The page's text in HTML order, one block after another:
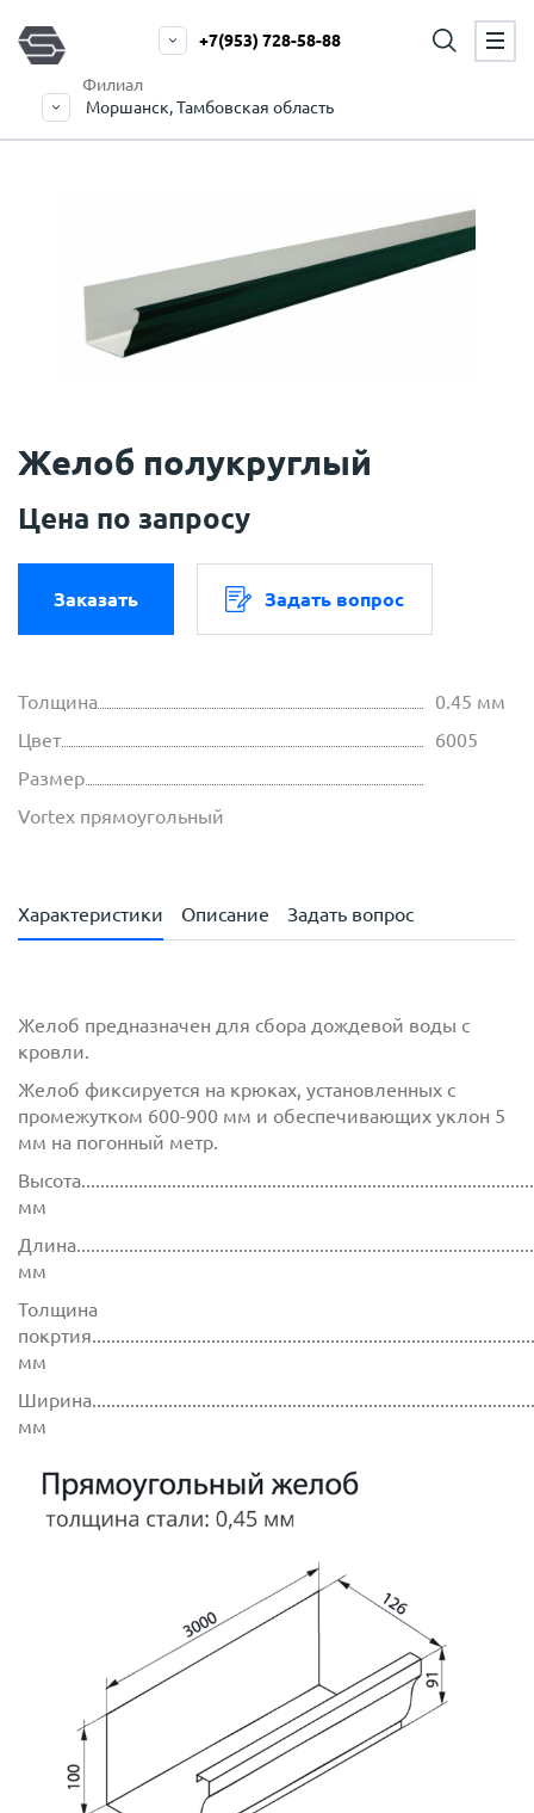
Филиал
Моршанск, Тамбовская область
+7(953) 728-58-88
Желоб полукруглый
Цена по запросу
Заказать Задать вопрос
Толщина
0.45 мм
Цвет
6005
Размер
Vortex прямоугольный
Характеристики Описание Задать вопрос
Желоб предназначен для сбора дождевой воды с
кровли.
Желоб фиксируется на крюках, установленных с
промежутком 600-900 мм и обеспечивающих уклон 5
мм на погонный метр.
мм
мм
Толщина
мм
мм